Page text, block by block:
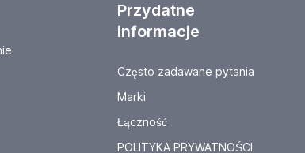
Przydatne
informacje
Często zadawane pytania
Marki
Łączność
POLITYKA PRYWATNOŚCI